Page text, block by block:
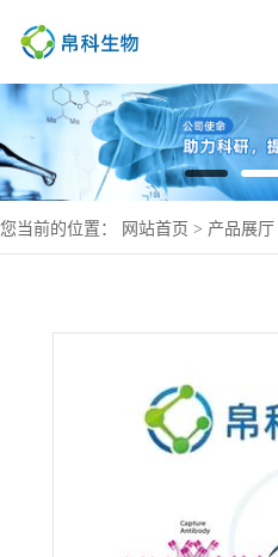
您当前的位置： 网站首页 > 产品展厅